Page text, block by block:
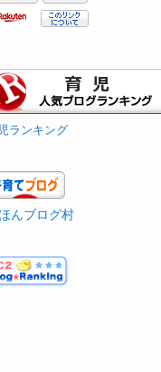
ランキング
んブログ村